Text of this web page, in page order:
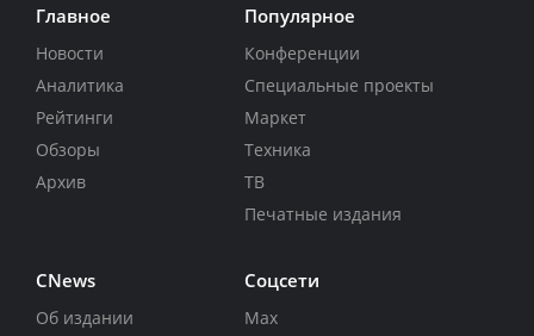
Главное
Новости
Аналитика
Рейтинги
Обзоры
Архив
Популярное
Конференции
Специальные проекты
Маркет
Техника
ТВ
Печатные издания
CNews
Об издании
Соцсети
Max